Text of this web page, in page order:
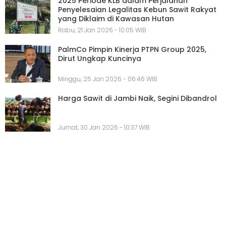
Penyelesaian Legalitas Kebun Sawit Rakyat
yang Diklaim di Kawasan Hutan
Rabu, 21 Jan 2026 - 10:05 WIB
PalmCo Pimpin Kinerja PTPN Group 2025,
Dirut Ungkap Kuncinya
Minggu, 25 Jan 2026 - 06:46 WIB
Harga Sawit di Jambi Naik, Segini Dibandrol
Jumat, 30 Jan 2026 - 10:37 WIB